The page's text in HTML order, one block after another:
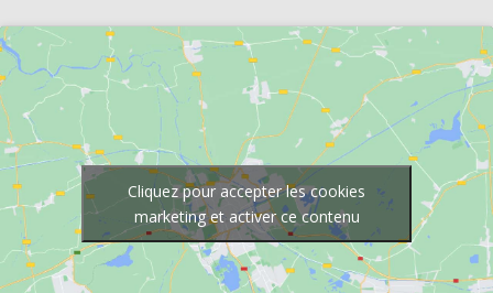
Cliquez pour accepter les cookies
marketing et activer ce contenu